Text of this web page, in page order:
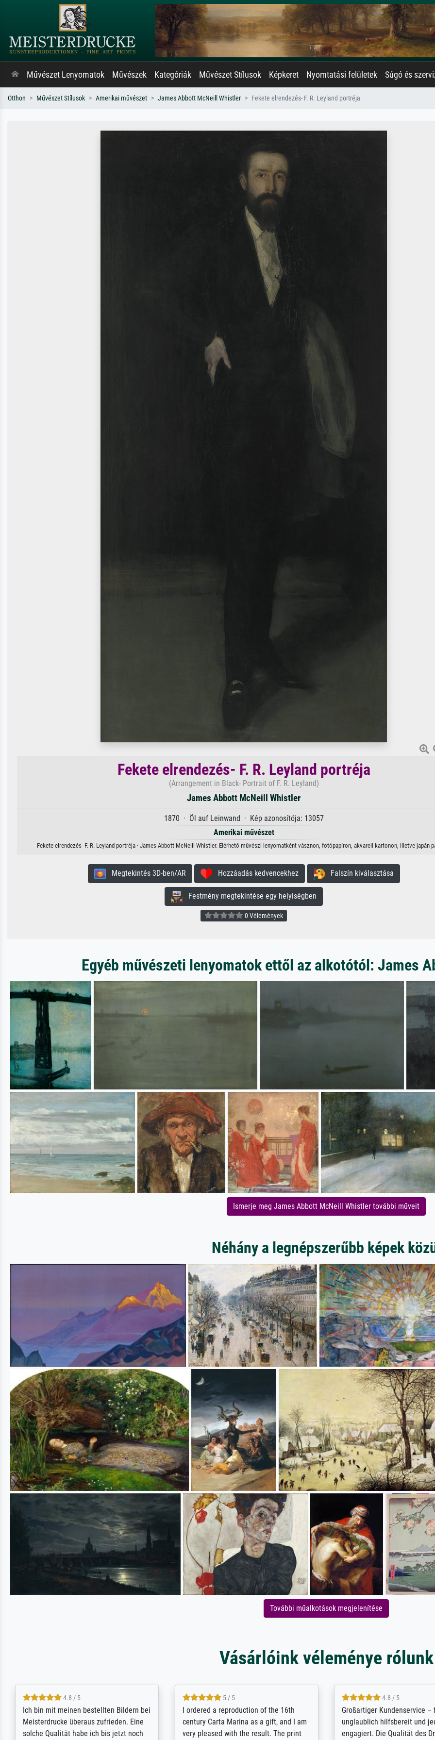
Művészet Lenyomatok Művészek Kategóriák Művészet Stílusok Képkeret Nyomtatási felületek Súgó és
Otthon Művészet Stílusok Amerikai művészet James Abbott McNeill Whistler Fekete elrendezés- F. R. Leyland portréja
Fekete elrendezés- F. R. Leyland portréja
(Arrangement in Black- Portrait of F. R. Leyland)
James Abbott McNeill Whistler
1870 · Öl auf Leinwand · Kép azonosítója: 13057
Amerikai művészet
Fekete elrendezés- F. R. Leyland portréja · James Abbott McNeill Whistler. Elérhető művészi lenyomatként vásznon, fotópapíron, akvarell kartonon, illetve japán
Megtekintés 3D-ben/AR Hozzáadás kedvencekhez Falszín kiválasztása
Festmény megtekintése egy helyiségben
0 Vélemények
Egyéb művészeti lenyomatok ettől az alkotótól: James
Ismerje meg James Abbott McNeill Whistler további műveit
Néhány a legnépszerűbb képek
További műalkotások megjelenítése
Vásárlóink véleménye rólunk
5 / 5
Rundum positive Erfahrung. Die
Ausführung des Auftrags hat eine Weile
gedauert, die angekündigte Lieferzeit
5 / 5
The team at Meisterdrucke strives to
meet its clients demands, and provides
expert advice on how to obtain the best
5 / 5
Outstanding quality and
support. - the quality of the
excellent and difficult to